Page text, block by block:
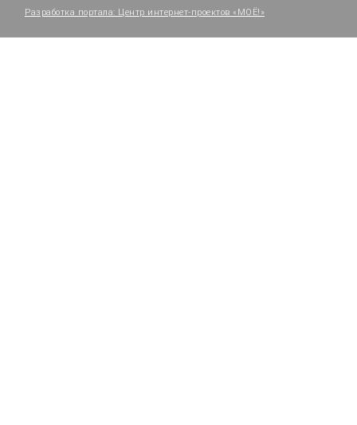
Разработка портала: Центр интернет-проектов «МОЁ!»